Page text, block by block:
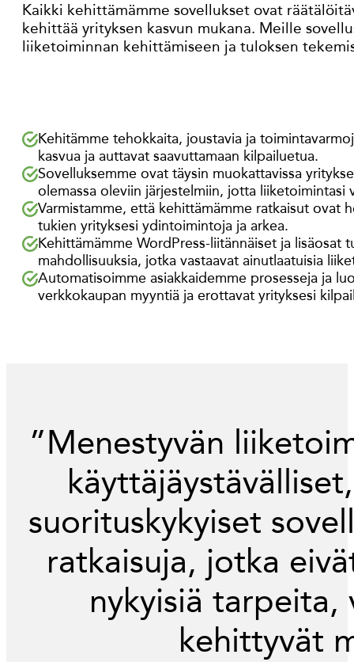
Kaikki kehittämämme sovellukset ovat
kehittää yrityksen kasvun mukana. Meille
liiketoiminnan kehittämiseen ja tuloksen
Kehitämme tehokkaita, joustavia ja
kasvua ja auttavat saavuttamaan kilpailuetua.
Sovelluksemme ovat täysin muokattavissa
olemassa oleviin järjestelmiin, jotta liiketoimintasi
Varmistamme, että kehittämämme ratkaisut ovat
tukien yrityksesi ydintoimintoja ja arkea.
Kehittämämme WordPress-liitännäiset ja lisäosat
mahdollisuuksia, jotka vastaavat ainutlaatuisia
Automatisoimme asiakkaidemme prosesseja ja
verkkokaupan myyntiä ja erottavat yrityksesi
”Menestyvän
suorituskykyiset
ratkaisuja, jotka
nykyisiä tarpeita,
kehittyvät